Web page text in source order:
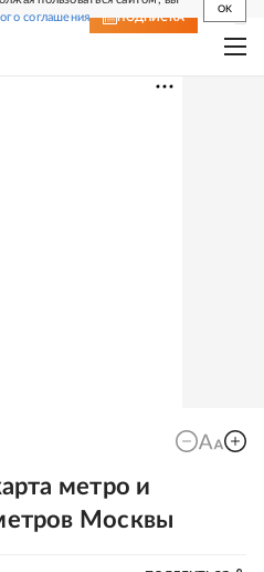
соглашения
OK
ПОДПИСКА
метро и
Москвы